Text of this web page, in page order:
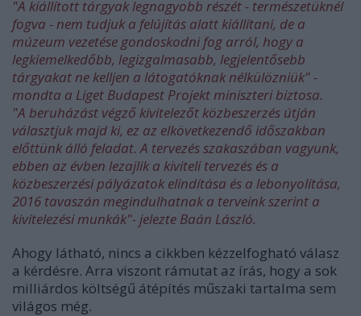
"A kiállított tárgyak legnagyobb részét - természetüknél
fogva - nem tudjuk a felújítás alatt kiállítani, de a
múzeum vezetése gondoskodni fog arról, hogy a
legkiemelkedőbb, legizgalmasabb, legjelentősebb
tárgyakat ne kelljen a látogatóknak nélkülözniük" -
mondta a Liget Budapest Projekt miniszteri biztosa.
"A beruházást végző kivitelezőt közbeszerzés útján
választjuk majd ki, ez az elkövetkezendő időszakban
előttünk álló feladat. A tervezés szakaszában vagyunk,
ebben az évben lezajlik a kiviteli tervezés és a
közbeszerzési pályázatok elindítása és a lebonyolítása,
2016 tavaszán megindulhatnak a terveink szerint a
kivitelezési munkák"- jelezte Baán László.
Ahogy látható, nincs a cikkben kézzelfogható válasz
a kérdésre. Arra viszont rámutat az írás, hogy a sok
milliárdos költségű átépítés műszaki tartalma sem
világos még.